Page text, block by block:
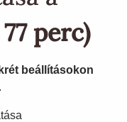
perc)
beállításokon